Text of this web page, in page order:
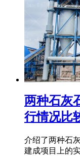
两种石灰
行情况比
介绍了两种石
建成项目上的